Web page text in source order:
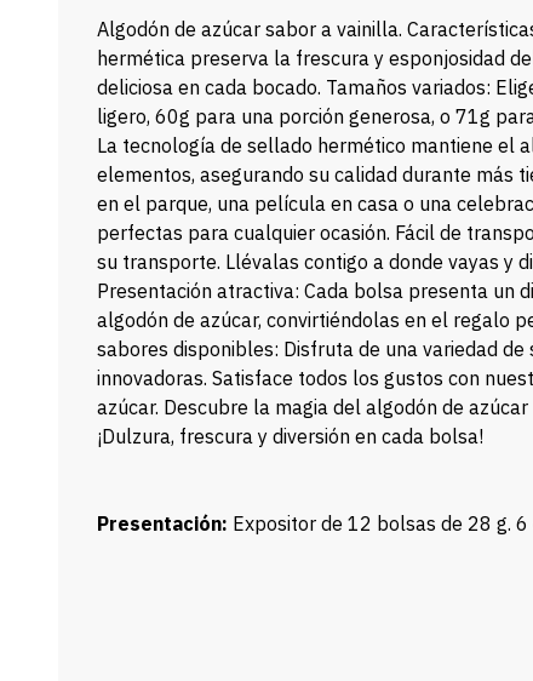
Algodón de azúcar sabor a vainilla.
hermética preserva la frescura y esponjosidad
deliciosa en cada bocado. Tamaños variados:
ligero, 60g para una porción generosa, o 71g
La tecnología de sellado hermético mantiene el
elementos, asegurando su calidad durante más
en el parque, una película en casa o una
perfectas para cualquier ocasión. Fácil de
su transporte. Llévalas contigo a donde vayas y
Presentación atractiva: Cada bolsa presenta un
algodón de azúcar, convirtiéndolas en el regalo
sabores disponibles: Disfruta de una variedad
innovadoras. Satisface todos los gustos con
azúcar. Descubre la magia del algodón de
¡Dulzura, frescura y diversión en cada bolsa!
Presentación: Expositor de 12 bolsas de 28 g.